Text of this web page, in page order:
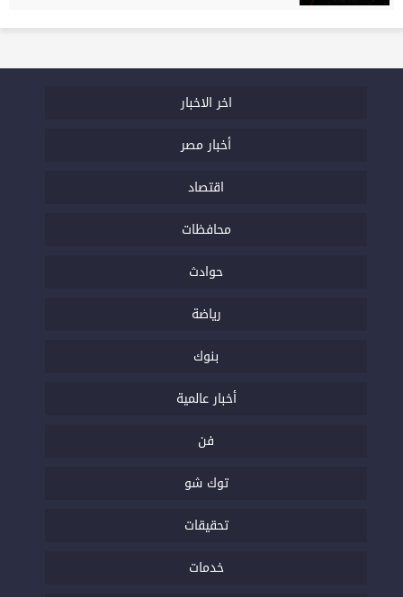
اخر الاخبار
أخبار مصر
اقتصاد
محافظات
حوادث
رياضة
بنوك
أخبار عالمية
فن
توك شو
تحقيقات
خدمات